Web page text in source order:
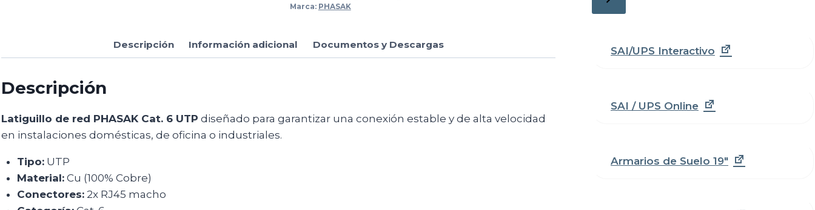
Marca: PHASAK
Descripción Información adicional Documentos y Descargas
Descripción
Latiguillo de red PHASAK Cat. 6 UTP diseñado para garantizar una conexión estable y de alta velocidad
en instalaciones domésticas, de oficina o industriales.
Tipo:UTP
Material:Cu (100% Cobre)
Conectores:2x RJ45 macho
categoría
SAI/UPS Interactivo
SAI / UPS Online
Armarios de Suelo 19"